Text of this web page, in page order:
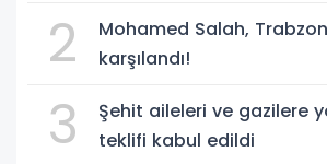
2
Mohamed Salah,
karşılandı!
3
Şehit aileleri ve gazilere
teklifi kabul edildi